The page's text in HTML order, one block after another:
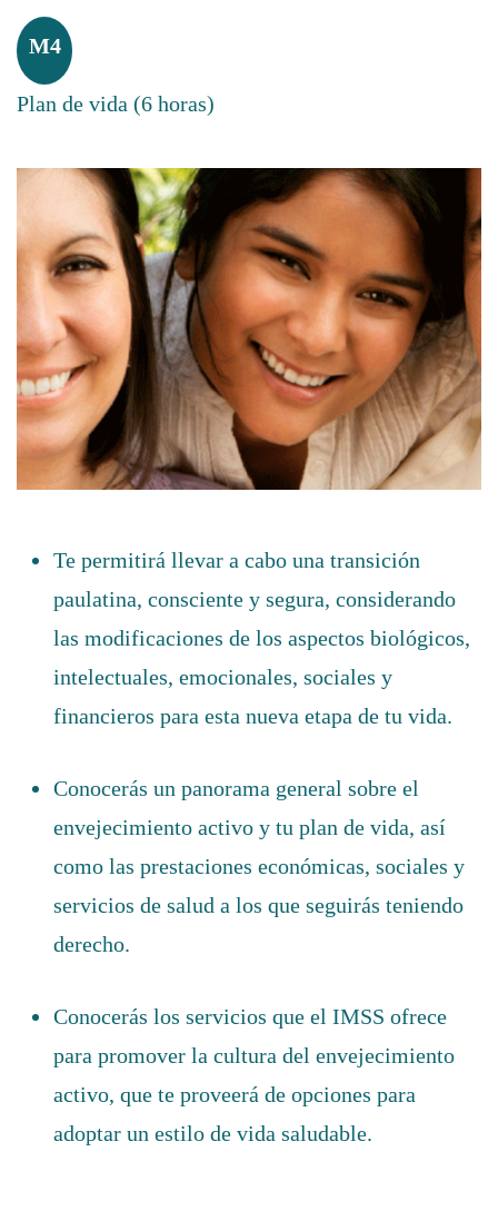
M4
Plan de vida (6 horas)
Te permitirá llevar a cabo una transición
paulatina, consciente y segura, considerando
las modificaciones de los aspectos biológicos,
intelectuales, emocionales, sociales y
financieros para esta nueva etapa de tu vida.
Conocerás un panorama general sobre el
envejecimiento activo y tu plan de vida, así
como las prestaciones económicas, sociales y
servicios de salud a los que seguirás teniendo
derecho.
Conocerás los servicios que el IMSS ofrece
para promover la cultura del envejecimiento
activo, que te proveerá de opciones para
adoptar un estilo de vida saludable.